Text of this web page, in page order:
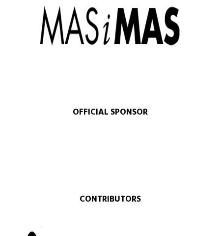
OFFICIAL SPONSOR​
CONTRIBUTORS